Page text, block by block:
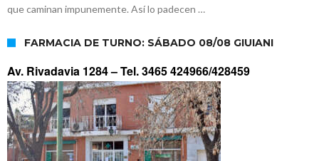
que caminan impunemente. Así lo padecen …
FARMACIA DE TURNO: SÁBADO 08/08 GIUIANI
Av. Rivadavia 1284 –Tel. 3465 424966/428459